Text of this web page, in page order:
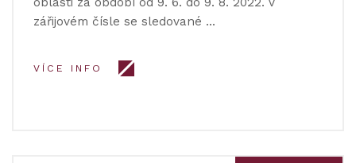
zářijovém čísle se sledované …
VÍCE INFO